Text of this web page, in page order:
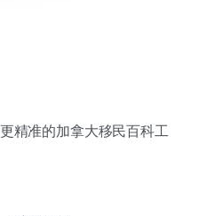
精准的加拿大移民百科工